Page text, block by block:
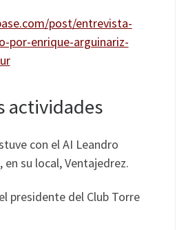
post/entrevista-
por-enrique-arguinariz-
actividades
con el AI Leandro
en su local, Ventajedrez.
presidente del Club Torre